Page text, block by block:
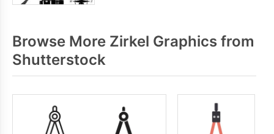
Browse More Zirkel Graphics from
Shutterstock